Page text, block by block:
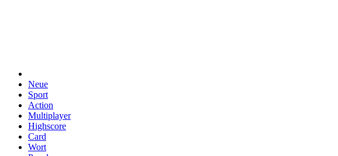
Neue
Sport
Action
Multiplayer
Highscore
Card
Wort